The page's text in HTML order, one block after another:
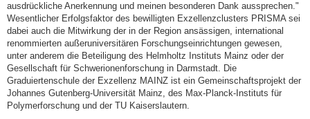
ausdrückliche Anerkennung und meinen besonderen Dank aussprechen."
Wesentlicher Erfolgsfaktor des bewilligten Exzellenzclusters PRISMA sei
dabei auch die Mitwirkung der in der Region ansässigen, international
renommierten außeruniversitären Forschungseinrichtungen gewesen,
unter anderem die Beteiligung des Helmholtz Instituts Mainz oder der
Gesellschaft für Schwerionenforschung in Darmstadt. Die
Graduiertenschule der Exzellenz MAINZ ist ein Gemeinschaftsprojekt der
Johannes Gutenberg-Universität Mainz, des Max-Planck-Instituts für
Polymerforschung und der TU Kaiserslautern.